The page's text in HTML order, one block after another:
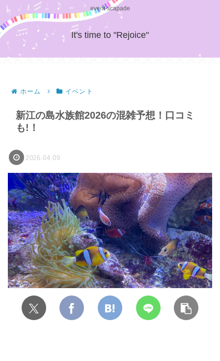
event-scapade
It's time to "Rejoice"
ホーム イベント
新江の島水族館2026の混雑予想！口コミ
も!！
2026.04.09